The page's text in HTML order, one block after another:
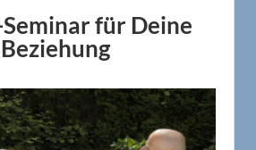
Seminar für Deine
Beziehung